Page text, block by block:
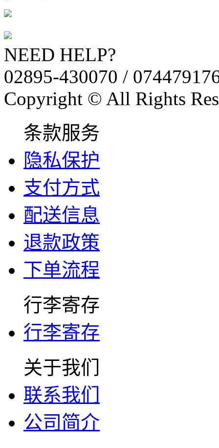
NEED HELP?
02895-430070 /
Copyright © All Rights
条款服务
隐私保护
支付方式
配送信息
退款政策
下单流程
行李寄存
行李寄存
关于我们
联系我们
公司简介